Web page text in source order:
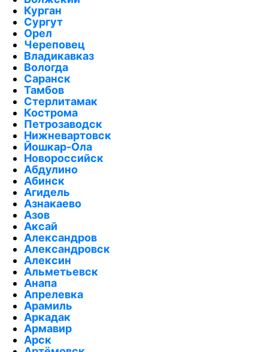
Курган
Сургут
Орел
Череповец
Владикавказ
Вологда
Саранск
Тамбов
Стерлитамак
Кострома
Петрозаводск
Нижневартовск
Йошкар-Ола
Новороссийск
Абдулино
Абинск
Агидель
Азнакаево
Азов
Аксай
Александров
Александровск
Алексин
Альметьевск
Анапа
Апрелевка
Арамиль
Аркадак
Армавир
Арск